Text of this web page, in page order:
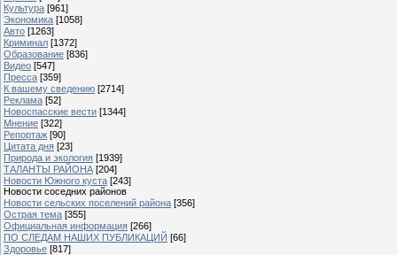
Культура [961]
Экономика [1058]
Авто [1263]
Криминал [1372]
Образование [836]
Видео [547]
Пресса [359]
К вашему сведению [2714]
Реклама [52]
Новоспасские вести [1344]
Мнение [322]
Репортаж [90]
Цитата дня [23]
Природа и экология [1939]
ТАЛАНТЫ РАЙОНА [204]
Новости Южного куста [243]
Новости соседних районов
Новости сельских поселений района [356]
Острая тема [355]
Официальная информация [266]
ПО СЛЕДАМ НАШИХ ПУБЛИКАЦИЙ [66]
Здоровье [817]